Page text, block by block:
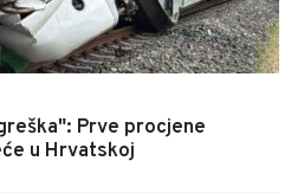
Prve procjene
u Hrvatskoj